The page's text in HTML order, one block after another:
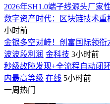
2026年SH1.0端子线源头厂家
数字资产时代：区块链技术
小时前
金银多空对峙！创富国际领
波波段利润 金科技 3小时前
秒级故障发现+全流程自动闭
内最高等级 在线 5小时前
一周热门